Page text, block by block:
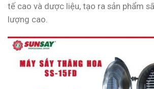
tế cao và dược liệu, tạo ra sản phẩm
lượng cao.